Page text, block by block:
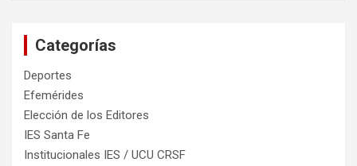
Categorías
Deportes
Efemérides
Elección de los Editores
IES Santa Fe
Institucionales IES / UCU CRSF